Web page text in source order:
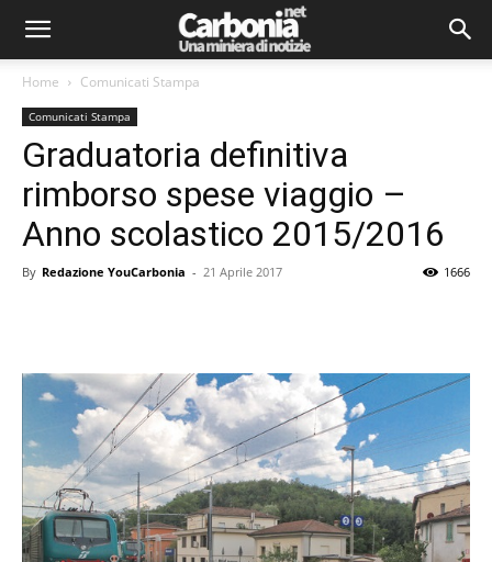
Home Comunicati Stampa
Comunicati Stampa
Graduatoria definitiva
rimborso spese viaggio –
Anno scolastico 2015/2016
By Redazione YouCarbonia - 21 Aprile 2017 1666